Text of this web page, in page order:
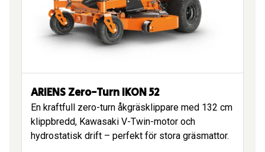
ARIENS Zero-Turn IKON 52
En kraftfull zero-turn åkgräsklippare med 132 cm
klippbredd, Kawasaki V-Twin-motor och
hydrostatisk drift – perfekt för stora gräsmattor.